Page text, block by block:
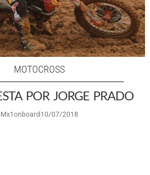
MOTOCROSS
POR JORGE PRADO
Mx1onboard 10/07/2018